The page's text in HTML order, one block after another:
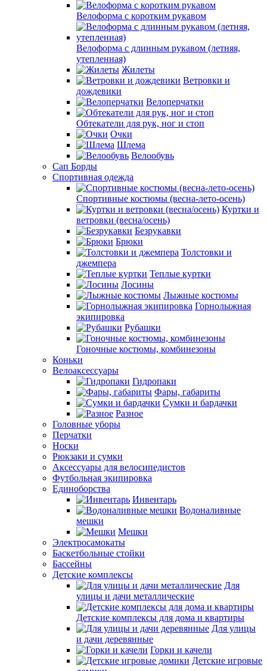
Велоформа с коротким рукавом
Велоформа с длинным рукавом (летняя,
утепленная)
Жилеты
Ветровки и
дождевики
Велоперчатки
Обтекатели для рук, ног и стоп
Очки
Шлема
Велообувь
Сап Борды
Спортивная одежда
Спортивные костюмы (весна-лето-осень)
Куртки и
ветровки (весна/осень)
Безрукавки
Брюки
Толстовки и
джемпера
Теплые куртки
Лосины
Лыжные костюмы
Горнолыжная
экипировка
Рубашки
Гоночные костюмы, комбинезоны
Коньки
Велоаксессуары
Гидропаки
Фары, габариты
Сумки и бардачки
Разное
Головные уборы
Перчатки
Носки
Рюкзаки и сумки
Аксессуары для велосипедистов
Футбольная экипировка
Единоборства
Инвентарь
Водоналивные
мешки
Мешки
Электросамокаты
Баскетбольные стойки
Бассейны
Детские комплексы
Для
улицы и дачи металлические
Детские комплексы для дома и квартиры
Для улицы
и дачи деревянные
Горки и качели
Детские игровые